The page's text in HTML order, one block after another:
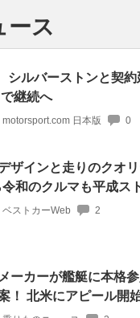
ース
シルバーストンと契
継続へ
motorsport.com 日本版 0
ザインと走りのクオ
令和のクルマも平成ス
ベストカーWeb 2
ーカーが艦艇に本格
！ 北米にアピール開